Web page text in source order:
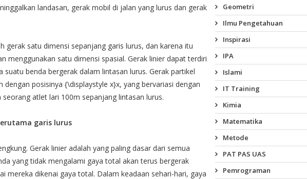
landasan, gerak mobil di jalan yang lurus dan gerak
gerak satu dimensi sepanjang garis lurus, dan karena itu
menggunakan satu dimensi spasial. Gerak linier dapat terdiri
benda bergerak dalam lintasan lurus. Gerak partikel
posisinya {\displaystyle x}x, yang bervariasi dengan
atlet lari 100m sepanjang lintasan lurus.
garis lurus
Gerak linier adalah yang paling dasar dari semua
yang tidak mengalami gaya total akan terus bergerak
mereka dikenai gaya total. Dalam keadaan sehari-hari, gaya
Geometri
Ilmu Pengetahuan
Inspirasi
IPA
Islami
IT Training
Kimia
Matematika
Metode
PAT PAS UAS
Pemrograman